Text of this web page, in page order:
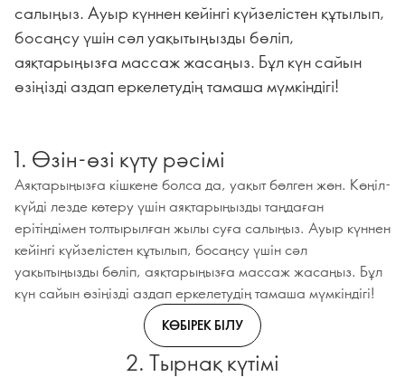
салыңыз. Ауыр күннен кейінгі күйзелістен құтылып,
босаңсу үшін сәл уақытыңызды бөліп,
аяқтарыңызға массаж жасаңыз. Бұл күн сайын
өзіңізді аздап еркелетудің тамаша мүмкіндігі!
1. Өзін-өзі күту рәсімі
Аяқтарыңызға кішкене болса да, уақыт бөлген жөн. Көңіл-
күйді лезде көтеру үшін аяқтарыңызды таңдаған
ерітіндімен толтырылған жылы суға салыңыз. Ауыр күннен
кейінгі күйзелістен құтылып, босаңсу үшін сәл
уақытыңызды бөліп, аяқтарыңызға массаж жасаңыз. Бұл
күн сайын өзіңізді аздап еркелетудің тамаша мүмкіндігі!
КӨБІРЕК БІЛУ
2. Тырнақ күтімі